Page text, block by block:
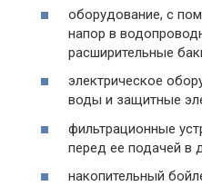
оборудование, с
напор в
расширительные
электрическое
воды и защитные
фильтрационные
перед ее подачей в
накопительный